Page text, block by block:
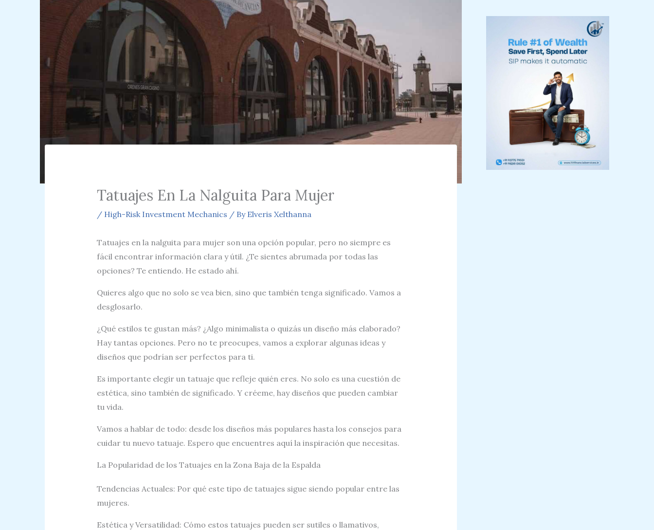
Tatuajes En La Nalguita Para Mujer
/ High-Risk Investment Mechanics / By Elveris Xelthanna
Tatuajes en la nalguita para mujer son una opción popular, pero no siempre es
fácil encontrar información clara y útil. ¿Te sientes abrumada por todas las
opciones? Te entiendo. He estado ahí.
Quieres algo que no solo se vea bien, sino que también tenga significado. Vamos a
desglosarlo.
¿Qué estilos te gustan más? ¿Algo minimalista o quizás un diseño más elaborado?
Hay tantas opciones. Pero no te preocupes, vamos a explorar algunas ideas y
diseños que podrían ser perfectos para ti.
Es importante elegir un tatuaje que refleje quién eres. No solo es una cuestión de
estética, sino también de significado. Y créeme, hay diseños que pueden cambiar
tu vida.
Vamos a hablar de todo: desde los diseños más populares hasta los consejos para
cuidar tu nuevo tatuaje. Espero que encuentres aquí la inspiración que necesitas.
La Popularidad de los Tatuajes en la Zona Baja de la Espalda
Tendencias Actuales: Por qué este tipo de tatuajes sigue siendo popular entre las
mujeres.
Estética y Versatilidad: Cómo estos tatuajes pueden ser sutiles o llamativos,